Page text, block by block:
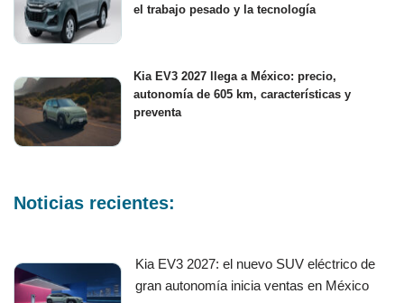
el trabajo pesado y la tecnología
Kia EV3 2027 llega a México: precio,
autonomía de 605 km, características y
preventa
Noticias recientes:
Kia EV3 2027: el nuevo SUV eléctrico de
gran autonomía inicia ventas en México